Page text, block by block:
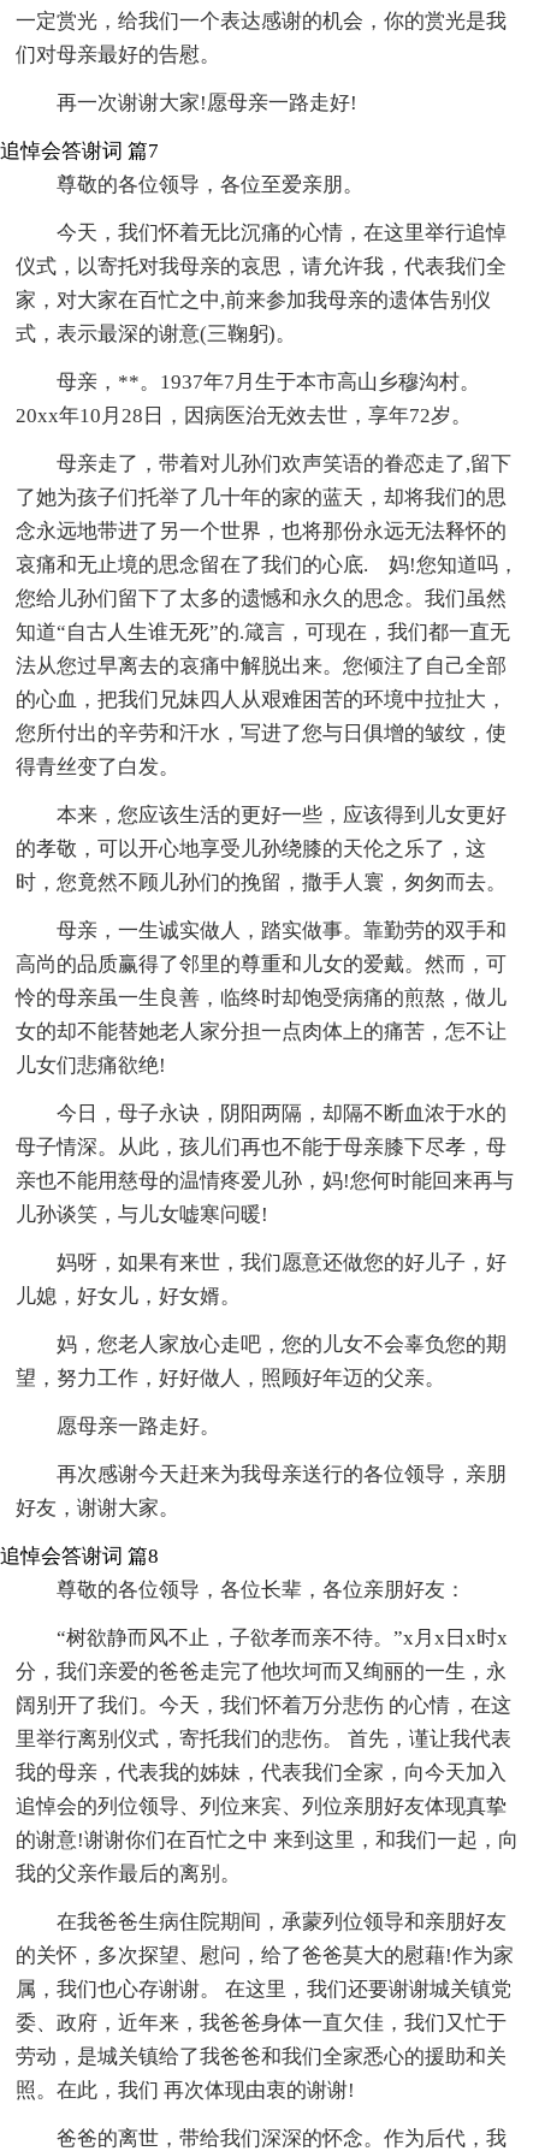
一定赏光，给我们一个表达感谢的机会，你的赏光是我
们对母亲最好的告慰。
再一次谢谢大家!愿母亲一路走好!
追悼会答谢词 篇7
尊敬的各位领导，各位至爱亲朋。
今天，我们怀着无比沉痛的心情，在这里举行追悼
仪式，以寄托对我母亲的哀思，请允许我，代表我们全
家，对大家在百忙之中,前来参加我母亲的遗体告别仪
式，表示最深的谢意(三鞠躬)。
母亲，**。1937年7月生于本市高山乡穆沟村。
20xx年10月28日，因病医治无效去世，享年72岁。
母亲走了，带着对儿孙们欢声笑语的眷恋走了,留下
了她为孩子们托举了几十年的家的蓝天，却将我们的思
念永远地带进了另一个世界，也将那份永远无法释怀的
哀痛和无止境的思念留在了我们的心底. 妈!您知道吗，
您给儿孙们留下了太多的遗憾和永久的思念。我们虽然
知道“自古人生谁无死”的.箴言，可现在，我们都一直无
法从您过早离去的哀痛中解脱出来。您倾注了自己全部
的心血，把我们兄妹四人从艰难困苦的环境中拉扯大，
您所付出的辛劳和汗水，写进了您与日俱增的皱纹，使
得青丝变了白发。
本来，您应该生活的更好一些，应该得到儿女更好
的孝敬，可以开心地享受儿孙绕膝的天伦之乐了，这
时，您竟然不顾儿孙们的挽留，撒手人寰，匆匆而去。
母亲，一生诚实做人，踏实做事。靠勤劳的双手和
高尚的品质赢得了邻里的尊重和儿女的爱戴。然而，可
怜的母亲虽一生良善，临终时却饱受病痛的煎熬，做儿
女的却不能替她老人家分担一点肉体上的痛苦，怎不让
儿女们悲痛欲绝!
今日，母子永诀，阴阳两隔，却隔不断血浓于水的
母子情深。从此，孩儿们再也不能于母亲膝下尽孝，母
亲也不能用慈母的温情疼爱儿孙，妈!您何时能回来再与
儿孙谈笑，与儿女嘘寒问暖!
妈呀，如果有来世，我们愿意还做您的好儿子，好
儿媳，好女儿，好女婿。
妈，您老人家放心走吧，您的儿女不会辜负您的期
望，努力工作，好好做人，照顾好年迈的父亲。
愿母亲一路走好。
再次感谢今天赶来为我母亲送行的各位领导，亲朋
好友，谢谢大家。
追悼会答谢词 篇8
尊敬的各位领导，各位长辈，各位亲朋好友：
“树欲静而风不止，子欲孝而亲不待。”x月x日x时x
分，我们亲爱的爸爸走完了他坎坷而又绚丽的一生，永
阔别开了我们。今天，我们怀着万分悲伤 的心情，在这
里举行离别仪式，寄托我们的悲伤。 首先，谨让我代表
我的母亲，代表我的姊妹，代表我们全家，向今天加入
追悼会的列位领导、列位来宾、列位亲朋好友体现真挚
的谢意!谢谢你们在百忙之中 来到这里，和我们一起，向
我的父亲作最后的离别。
在我爸爸生病住院期间，承蒙列位领导和亲朋好友
的关怀，多次探望、慰问，给了爸爸莫大的慰藉!作为家
属，我们也心存谢谢。 在这里，我们还要谢谢城关镇党
委、政府，近年来，我爸爸身体一直欠佳，我们又忙于
劳动，是城关镇给了我爸爸和我们全家悉心的援助和关
照。在此，我们 再次体现由衷的谢谢!
爸爸的离世，带给我们深深的怀念。作为后代，我